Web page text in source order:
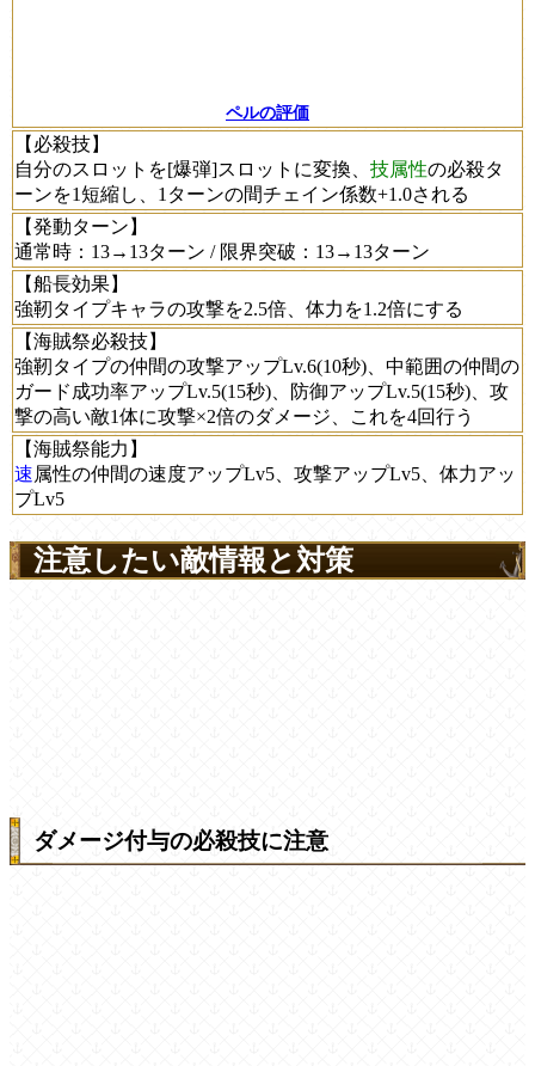
ペルの評価
【必殺技】
自分のスロットを[爆弾]スロットに変換、 技属性の必殺タ
ーンを1短縮し、1ターンの間チェイン係数+1.0される
【発動ターン】
通常時：13→13ターン / 限界突破：13→13ターン
【船長効果】
強靭タイプキャラの攻撃を2.5倍、体力を1.2倍にする
【海賊祭必殺技】
強靭タイプの仲間の攻撃アップLv.6(10秒)、中範囲の仲間の
ガード成功率アップLv.5(15秒)、防御アップLv.5(15秒)、攻
撃の高い敵1体に攻撃×2倍のダメージ、これを4回行う
【海賊祭能力】
速属性の仲間の速度アップLv5、攻撃アップLv5、体力アッ
プLv5
注意したい敵情報と対策
ダメージ付与の必殺技に注意